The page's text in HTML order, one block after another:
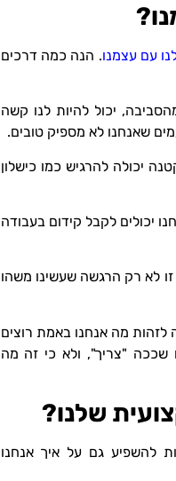
עם עצמנו. הנה כמה דרכים
יכול להיות לנו קשה
שאנחנו לא מספיק טובים.
יכולה להרגיש כמו כישלון
יכולים לקבל קידום בעבודה
לא רק הרגשה שעשינו משהו
לזהות מה אנחנו באמת רוצים
שככה "צריך", ולא כי זה מה
שלנו?
להשפיע גם על איך אנחנו